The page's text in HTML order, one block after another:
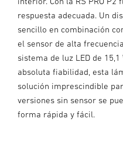
respuesta adecuada. Un
sencillo en combinación
el sensor de alta
sistema de luz LED de
absoluta fiabilidad, esta
solución imprescindible
versiones sin sensor se
forma rápida y fácil.